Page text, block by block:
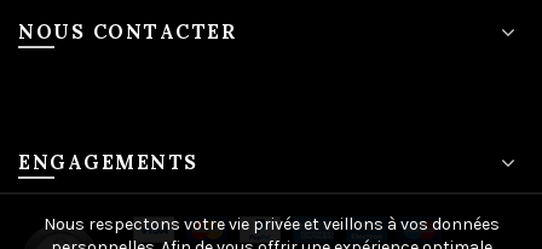
NOUS CONTACTER
ENGAGEMENTS
Nous respectons votre vie privée et veillons à vos données